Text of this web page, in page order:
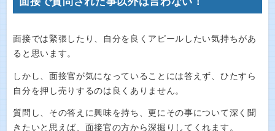
面接では緊張したり、自分を良くアピールしたい気持ちがあ
ると思います。
しかし、面接官が気になっていることには答えず、ひたすら
自分を押し売りするのは良くありません。
質問し、その答えに興味を持ち、更にその事について深く聞
きたいと思えば、面接官の方から深掘りしてくれます。